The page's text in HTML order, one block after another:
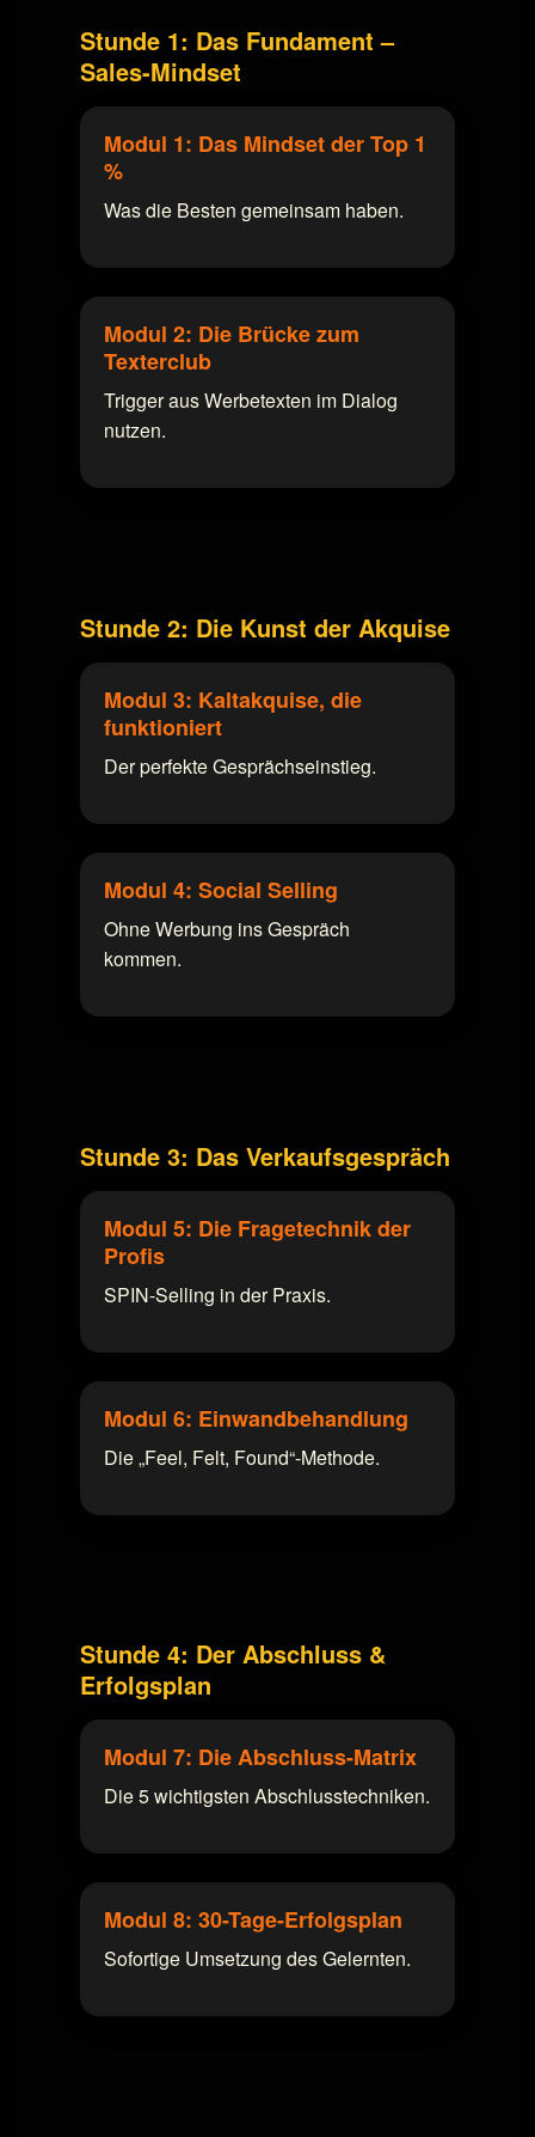
Stunde 1: Das Fundament –
Sales-Mindset
Modul 1: Das Mindset der Top 1
%
Was die Besten gemeinsam haben.
Modul 2: Die Brücke zum
Texterclub
Trigger aus Werbetexten im Dialog
nutzen.
Stunde 2: Die Kunst der Akquise
Modul 3: Kaltakquise, die
funktioniert
Der perfekte Gesprächseinstieg.
Modul 4: Social Selling
Ohne Werbung ins Gespräch
kommen.
Stunde 3: Das Verkaufsgespräch
Modul 5: Die Fragetechnik der
Profis
SPIN-Selling in der Praxis.
Modul 6: Einwandbehandlung
Die „Feel, Felt, Found“-Methode.
Stunde 4: Der Abschluss &
Erfolgsplan
Modul 7: Die Abschluss-Matrix
Die 5 wichtigsten Abschlusstechniken.
Modul 8: 30-Tage-Erfolgsplan
Sofortige Umsetzung des Gelernten.